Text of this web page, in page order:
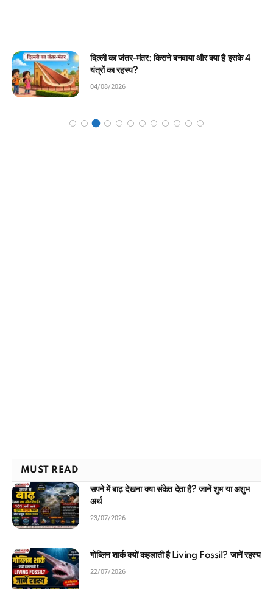
किसने बनवाया और क्या है इसके 4
घमंडी मोर और
MUST READ
सपने में बाढ़ देखना क्या संकेत देता है? जानें शुभ या अशुभ
अर्थ
23/07/2026
गोब्लिन शार्क क्यों कहलाती है Living Fossil? जानें रहस्य
22/07/2026